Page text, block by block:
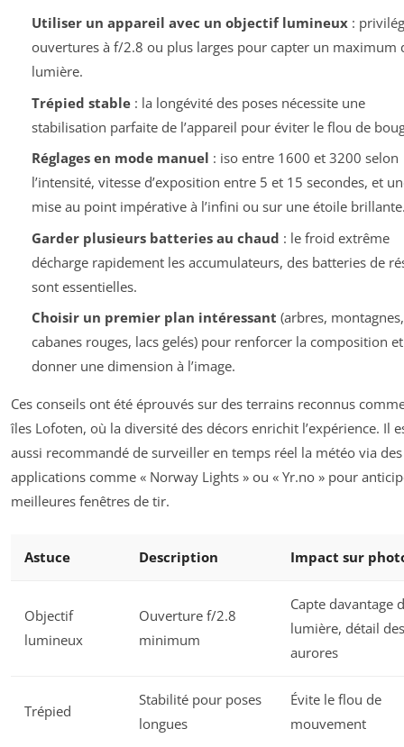
Utiliser un appareil avec un objectif lumineux:
ouvertures à f/2.8 ou plus larges pour capter un maximum
lumière.
Trépied stable: la longévité des poses nécessite une
stabilisation parfaite de l’appareil pour éviter le flou de
Réglages en mode manuel : iso entre 1600 et 3200 selon
l’intensité, vitesse d’exposition entre 5 et 15 secondes, et
mise au point impérative à l’infini ou sur une étoile
Garder plusieurs batteries au chaud : le froid extrême
décharge rapidement les accumulateurs, des batteries de
sont essentielles.
Choisir un premier plan intéressant (arbres, montagnes,
cabanes rouges, lacs gelés) pour renforcer la composition et
donner une dimension à l’image.
Ces conseils ont été éprouvés sur des terrains reconnus
îles Lofoten, où la diversité des décors enrichit l’expérience. Il
aussi recommandé de surveiller en temps réel la météo via des
applications comme « Norway Lights » ou « Yr.no » pour
meilleures fenêtres de tir.
Astuce Description Impact sur
Objectif
lumineux
Ouverture f/2.8
minimum
Capte davantage
lumière, détail des
aurores
Trépied
Stabilité pour poses
longues
Évite le flou de
mouvement